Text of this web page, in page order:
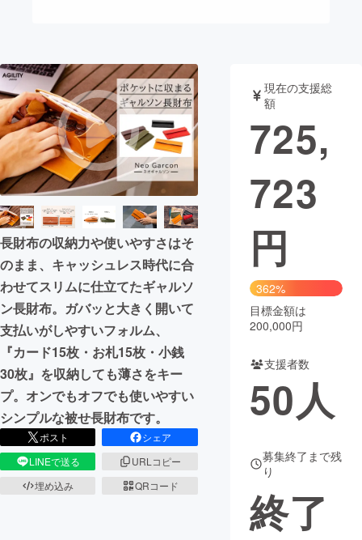
長財布の収納力や使いやすさはそ
のまま、キャッシュレス時代に合
わせてスリムに仕立てたギャルソ
ン長財布。ガバッと大きく開いて
支払いがしやすいフォルム、
『カード15枚・お札15枚・小銭
30枚』を収納しても薄さをキー
プ。オンでもオフでも使いやすい
シンプルな被せ長財布です。
ポスト
シェア
LINEで送る
URLコピー
埋め込み
QRコード
現在の支援総
額
725,
723
円
362%
目標金額は
200,000円
支援者数
50人
募集終了まで残
り
終了